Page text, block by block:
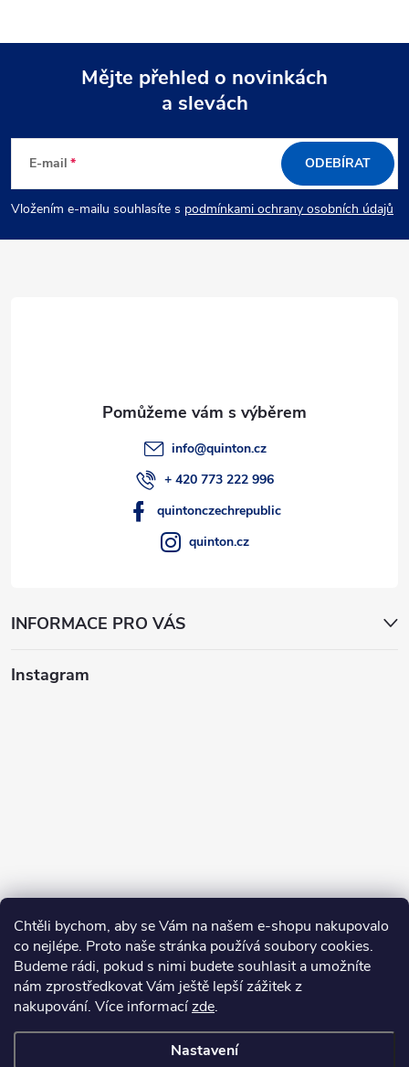
Chtěli bychom, aby se Vám na našem e-shopu nakupovalo
co nejlépe. Proto naše stránka používá soubory cookies.
Budeme rádi, pokud s nimi budete souhlasit a umožníte
nám zprostředkovat Vám ještě lepší zážitek z
nakupování. Více informacízde.
Nastavení
p
Mějte přehled o novinkách
a slevách
E-mail
Vložením e-mailu souhlasíte s podmínkami ochrany osobních údajů
ODEBÍRAT
info@quinton.cz
+ 420 773 222 996
quintonczechrepublic
quinton.cz
INFORMACE PRO VÁS
Instagram
Přijímáme online platby